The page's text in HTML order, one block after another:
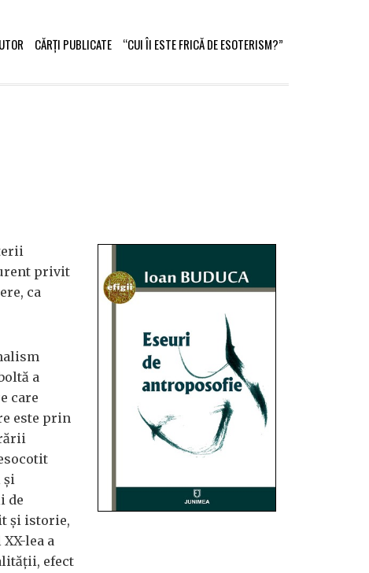
CĂRȚI PUBLICATE “CUI ÎI ESTE FRICĂ DE ESOTERISM?”
privit
ca
a
care
este prin
și
de
și istorie,
lea a
efect